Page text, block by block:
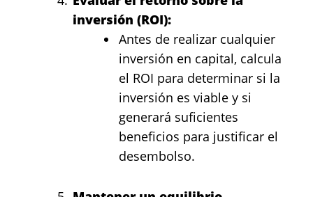
inversión (ROI):
Antes de realizar cualquier
inversión en capital, calcula
el ROI para determinar si la
inversión es viable y si
generará suficientes
beneficios para justificar el
desembolso.